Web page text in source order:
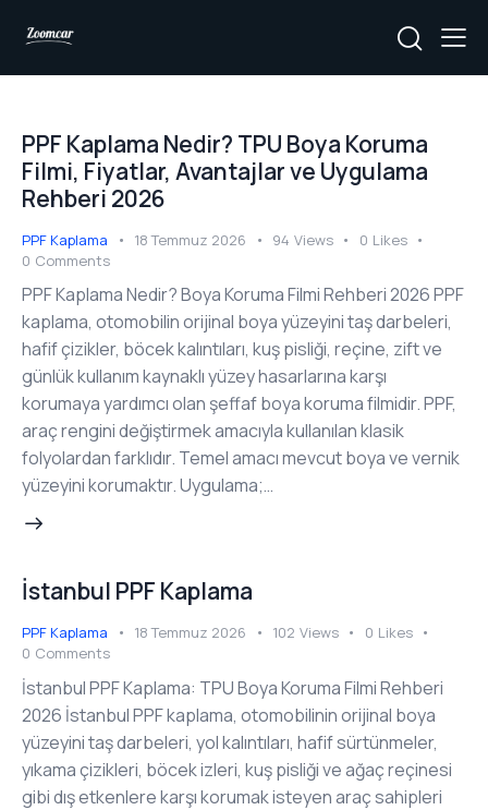
PPF Kaplama Nedir? TPU Boya Koruma
Filmi, Fiyatlar, Avantajlar ve Uygulama
Rehberi 2026
PPF Kaplama 18 Temmuz 2026 94 Views 0 Likes
0 Comments
PPF Kaplama Nedir? Boya Koruma Filmi Rehberi 2026 PPF
kaplama, otomobilin orijinal boya yüzeyini taş darbeleri,
hafif çizikler, böcek kalıntıları, kuş pisliği, reçine, zift ve
günlük kullanım kaynaklı yüzey hasarlarına karşı
korumaya yardımcı olan şeffaf boya koruma filmidir. PPF,
araç rengini değiştirmek amacıyla kullanılan klasik
folyolardan farklıdır. Temel amacı mevcut boya ve vernik
yüzeyini korumaktır. Uygulama;…
İstanbul PPF Kaplama
PPF Kaplama 18 Temmuz 2026 102 Views 0 Likes
0 Comments
İstanbul PPF Kaplama: TPU Boya Koruma Filmi Rehberi
2026 İstanbul PPF kaplama, otomobilinin orijinal boya
yüzeyini taş darbeleri, yol kalıntıları, hafif sürtünmeler,
yıkama çizikleri, böcek izleri, kuş pisliği ve ağaç reçinesi
gibi dış etkenlere karşı korumak isteyen araç sahipleri